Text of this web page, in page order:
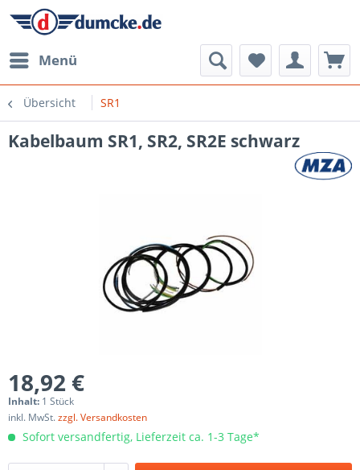
Menü
Übersicht SR1
Kabelbaum SR1, SR2, SR2E schwarz
18,92 €
Inhalt: 1 Stück
inkl. MwSt.zzgl. Versandkosten
Sofort versandfertig, Lieferzeit ca. 1-3 Tage*